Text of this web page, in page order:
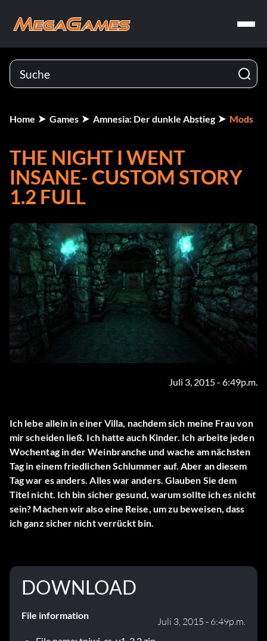
Home Games Amnesia: Der dunkle Abstieg Mods
THE NIGHT I WENT
INSANE- CUSTOM STORY
1.2 FULL
Juli 3, 2015 - 6:49p.m.
Ich lebe allein in einer Villa, nachdem sich meine Frau von
mir scheiden ließ. Ich hatte auch Kinder. Ich arbeite jeden
Wochentag in der Weinbranche und wache am nächsten
Tag in einem friedlichen Schlummer auf. Aber an diesem
Tag war es anders. Alles war anders. Glauben Sie dem
Titel nicht. Ich bin sicher gesund, warum sollte ich es nicht
sein? Machen wir also eine Reise, um zu beweisen, dass
ich ganz sicher nicht verrückt bin.
DOWNLOAD
File information
Juli 3, 2015 - 6:49p.m.